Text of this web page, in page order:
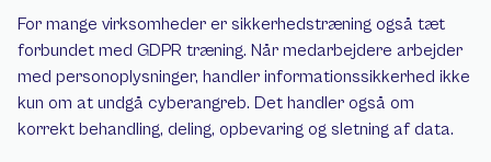
For mange virksomheder er sikkerhedstræning også tæt
forbundet med GDPR træning. Når medarbejdere arbejder
med personoplysninger, handler informationssikkerhed ikke
kun om at undgå cyberangreb. Det handler også om
korrekt behandling, deling, opbevaring og sletning af data.